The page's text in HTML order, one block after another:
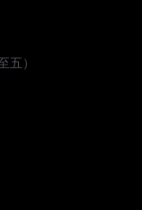
五）